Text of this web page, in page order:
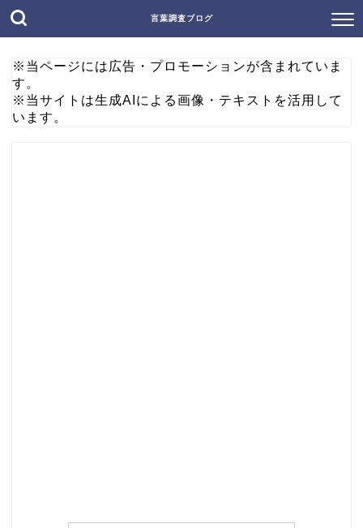
言葉調査ブログ
※当ページには広告・プロモーションが含まれていま
す。
※当サイトは生成AIによる画像・テキストを活用して
います。